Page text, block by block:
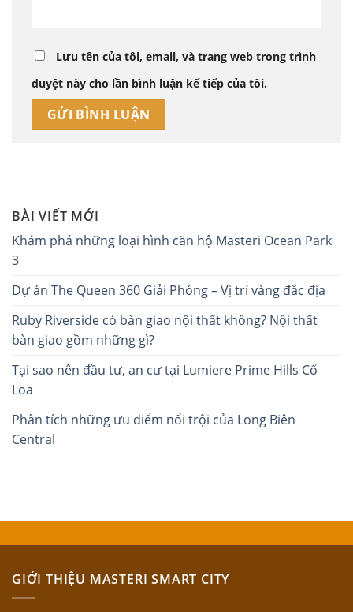
Lưu tên của tôi, email, và trang web trong trình
duyệt này cho lần bình luận kế tiếp của tôi.
BÀI VIẾT MỚI
Khám phá những loại hình căn hộ Masteri Ocean Park
3
Dự án The Queen 360 Giải Phóng – Vị trí vàng đắc địa
Ruby Riverside có bàn giao nội thất không? Nội thất
bàn giao gồm những gì?
Tại sao nên đầu tư, an cư tại Lumiere Prime Hills Cổ
Loa
Phân tích những ưu điểm nổi trội của Long Biên
Central
GIỚI THIỆU MASTERI SMART CITY